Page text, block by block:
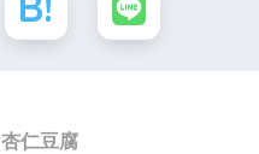
杏仁豆腐